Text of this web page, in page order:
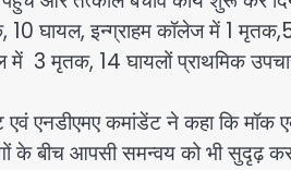
10 घायल, इन्ग्राहम कॉलेज में 1
3 मृतक, 14 घायलों प्राथमिक
एनडीएमए कमांडेंट ने कहा कि मॉक
के बीच आपसी समन्वय को भी सुदृढ़